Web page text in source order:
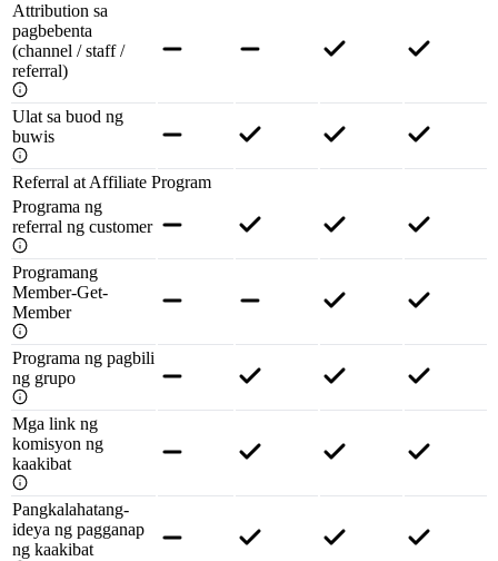
Attribution sa
pagbebenta
(channel / staff /
referral)
Ulat sa buod ng
buwis
Referral at Affiliate Program
Programa ng
referral ng customer
Programang
Member-Get-
Member
Programa ng pagbili
ng grupo
Mga link ng
komisyon ng
kaakibat
Pangkalahatang-
ideya ng pagganap
ng kaakibat